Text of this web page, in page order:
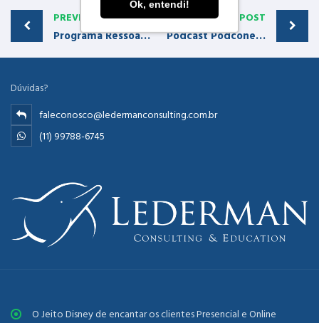
Ok, entendi!
PREVIOUS POST
Programa Ressoar 346 – (24/05/15) – Entrevista com David Lederman
NEXT POST
Podcast Podconectar – Varejo do Encantamento
Dúvidas?
faleconosco@ledermanconsulting.com.br
(11) 99788-6745
O Jeito Disney de encantar os clientes Presencial e Online